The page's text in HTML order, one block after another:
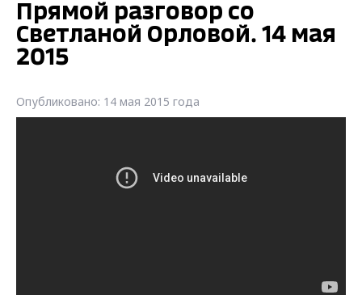
Прямой разговор со
Светланой Орловой. 14 мая
2015
Опубликовано: 14 мая 2015 года